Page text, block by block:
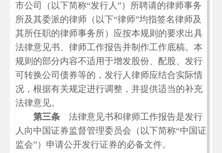
市公司（以下简称“发行人” ）所聘请的律师事务
所及其委派的律师（以下“律师”均指签名律师及
其所任职的律师事务所）应按本规则的要求出具
法律意见书、律师工作报告并制作工作底稿。本
规则的部分内容不适用于增发股份、配股、发行
可转换公司债券等的，发行人律师应结合实际情
况，根据有关规定进行调整，并提供适当的补充
法律意见。
第三条 法律意见书和律师工作报告是发行
人向中国证券监督管理委员会（以下简称“中国证
监会” ）申请公开发行证券的必备文件。